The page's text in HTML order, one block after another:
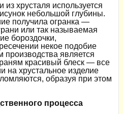
хрусталя используется
небольшой глубины.
получила огранка —
или так называемая
бороздочки,
некое подобие
производства является
красивый блеск — все
на хрустальное изделие
образуя при этом
процесса